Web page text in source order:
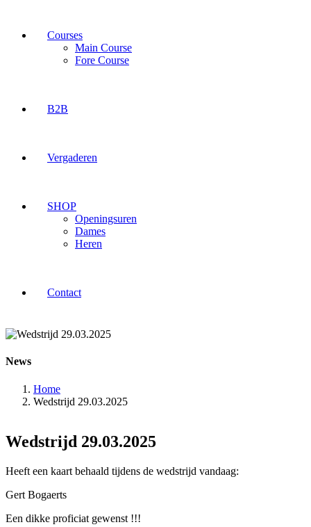
Courses
Main Course
Fore Course
B2B
Vergaderen
SHOP
Openingsuren
Dames
Heren
Contact
News
Home
Wedstrijd 29.03.2025
Wedstrijd 29.03.2025
Heeft een kaart behaald tijdens de wedstrijd vandaag:
Gert Bogaerts
Een dikke proficiat gewenst !!!